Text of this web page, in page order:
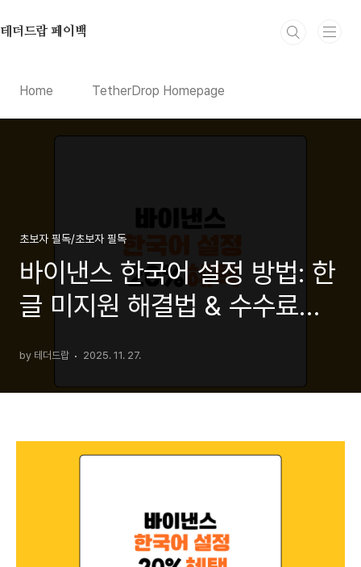
테더드랍 페이백
Home TetherDrop Homepage
초보자 필독/초보자 필독
바이낸스 한국어 설정 방법: 한
글 미지원 해결법 & 수수료
by 테더드랍 2025. 11. 27.